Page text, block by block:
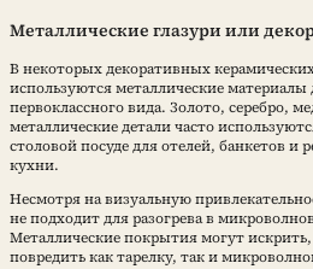
Металлические глазури или
В некоторых декоративных
используются металлические
первоклассного вида. Золото, серебро,
металлические детали часто
столовой посуде для отелей, банкетов и
кухни.
Несмотря на визуальную
не подходит для разогрева в
Металлические покрытия могут искрить,
повредить как тарелку, так и